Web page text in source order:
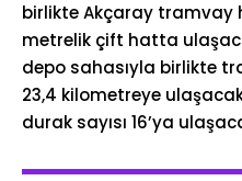
birlikte Akçaray tramvay
metrelik çift hatta
depo sahasıyla birlikte
23,4 kilometreye
durak sayısı 16’ya